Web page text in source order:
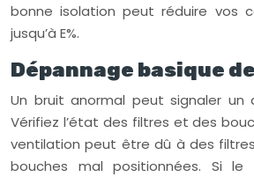
bonne isolation peut réduire vos
jusqu’à E%.
Dépannage basique de
Un bruit anormal peut signaler un
Vérifiez l’état des filtres et des
ventilation peut être dû à des
bouches mal positionnées. Si le